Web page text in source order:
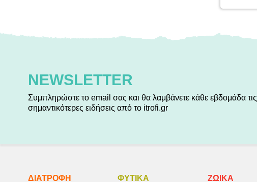
NEWSLETTER
Συμπληρώστε το email σας και θα λαμβάνετε κάθε εβδομάδα τις
σημαντικότερες ειδήσεις από το itrofi.gr
ΔΙΑΤΡΟΦΗ ΦΥΤΙΚA ΖΩΙΚA